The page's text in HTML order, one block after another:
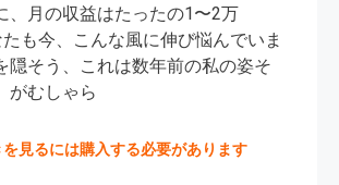
、月の収益はたったの1〜2万
も今、こんな風に伸び悩んでいま
隠そう、これは数年前の私の姿そ
がむしゃら
を見るには購入する必要があります